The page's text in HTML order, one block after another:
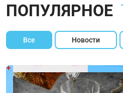
ПОПУЛЯРНОЕ
Все Новости